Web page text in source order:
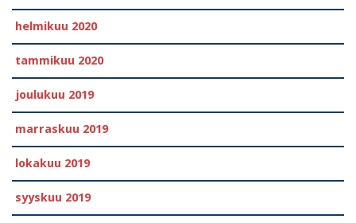
helmikuu 2020
tammikuu 2020
joulukuu 2019
marraskuu 2019
lokakuu 2019
syyskuu 2019